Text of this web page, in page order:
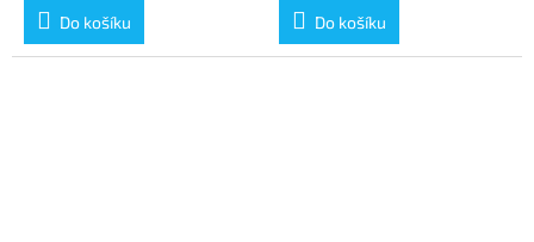
Do košíku
Do košíku